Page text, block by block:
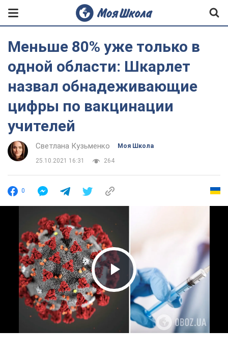
Меньше 80% уже только в
одной области: Шкарлет
назвал обнадеживающие
цифры по вакцинации
учителей
Светлана Кузьменко Моя Школа
25.10.2021 16:31 264
0
Play Video